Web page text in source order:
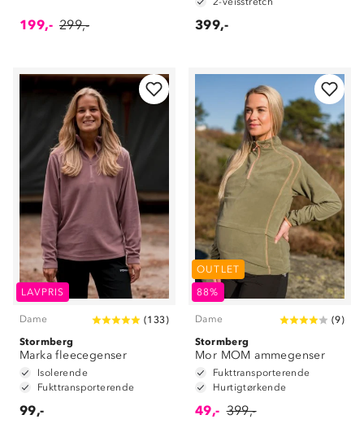
199,- 299,- 399,-
LAVPRIS
Dame (133)
Stormberg
Marka fleecegenser
Isolerende
Fukttransporterende
99,-
OUTLET
88%
Dame (9)
Stormberg
Mor MOM ammegenser
Fukttransporterende
Hurtigtørkende
49,- 399,-